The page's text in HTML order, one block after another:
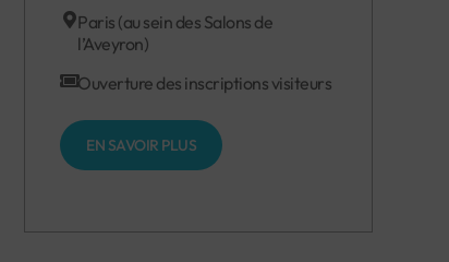
Paris (au sein des Salons de
l’Aveyron)
Ouverture des inscriptions visiteurs
EN SAVOIR PLUS